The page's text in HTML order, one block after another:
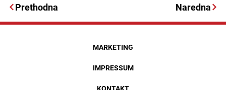
Prethodna Naredna
MARKETING
IMPRESSUM